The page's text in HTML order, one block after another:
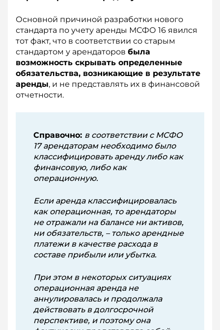
Основной причиной разработки нового
стандарта по учету аренды МСФО 16 явился
тот факт, что в соответствии со старым
стандартом у арендаторов была
возможность скрывать определенные
обязательства, возникающие в результате
аренды, и не представлять их в финансовой
отчетности.
Справочно: в соответствии с МСФО
17 арендаторам необходимо было
классифицировать аренду либо как
финансовую, либо как
операционную.
Если аренда классифицировалась
как операционная, то арендаторы
не отражали на балансе ни активов,
ни обязательств, – только арендные
платежи в качестве расхода в
составе прибыли или убытка.
При этом в некоторых ситуациях
операционная аренда не
аннулировалась и продолжала
действовать в долгосрочной
перспективе, и поэтому она